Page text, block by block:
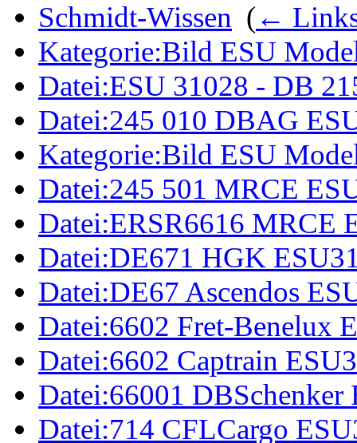
Schmidt-Wissen (←
Kategorie:Bild ESU
Datei:ESU 31028 - DB
Datei:245 010 DBAG
Kategorie:Bild ESU
Datei:245 501 MRCE
Datei:ERSR6616 MRCE
Datei:DE671 HGK
Datei:DE67 Ascendos
Datei:6602 Fret-Benelux
Datei:6602 Captrain
Datei:66001 DBSchenker
Datei:714 CFLCargo